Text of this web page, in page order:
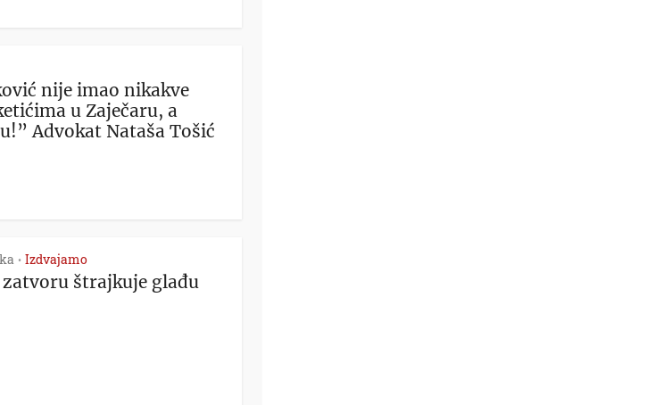
nije imao nikakve
u Zaječaru, a
Advokat Nataša Tošić
• Izdvajamo
štrajkuje glađu